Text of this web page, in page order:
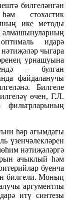
билгеләнгән
стохастик
ике методы
алмашынуларның
идарә
чыгара
урнашуына
– булган
файдаланучы
Билгеле
өчен, Г.Л.
һәр агымдагы
үзенчәлекләрен
нәтиҗәләргә
ачыклый һәм
буенча
билгели. Моның
аргументлы
итү синтезы